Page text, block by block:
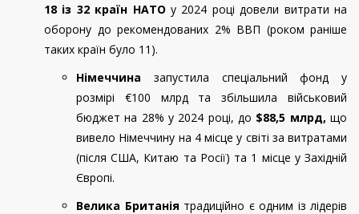
18 із 32 країн НАТО у 2024 році довели витрати на
оборону до рекомендованих 2% ВВП (роком раніше
таких країн було 11).
Німеччина запустила спеціальний фонд у
розмірі €100 млрд та збільшила військовий
бюджет на 28% у 2024 році, до $88,5 млрд,що
вивело Німеччину на 4 місце у світі за витратами
(після США, Китаю та Росії) та 1 місце у Західній
Європі.
Велика Британія традиційно є одним із лідерів